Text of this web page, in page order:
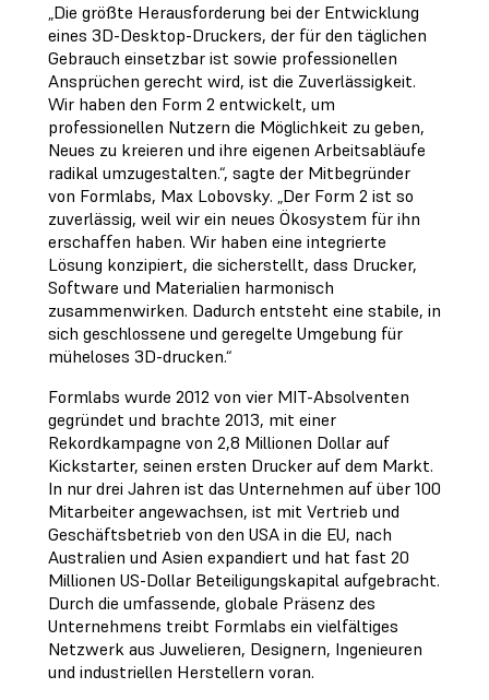
„Die größte Herausforderung bei der Entwicklung
eines 3D-Desktop-Druckers, der für den täglichen
Gebrauch einsetzbar ist sowie professionellen
Ansprüchen gerecht wird, ist die Zuverlässigkeit.
Wir haben den Form 2 entwickelt, um
professionellen Nutzern die Möglichkeit zu geben,
Neues zu kreieren und ihre eigenen Arbeitsabläufe
radikal umzugestalten.“, sagte der Mitbegründer
von Formlabs, Max Lobovsky. „Der Form 2 ist so
zuverlässig, weil wir ein neues Ökosystem für ihn
erschaffen haben. Wir haben eine integrierte
Lösung konzipiert, die sicherstellt, dass Drucker,
Software und Materialien harmonisch
zusammenwirken. Dadurch entsteht eine stabile, in
sich geschlossene und geregelte Umgebung für
müheloses 3D-drucken.“
Formlabs wurde 2012 von vier MIT-Absolventen
gegründet und brachte 2013, mit einer
Rekordkampagne von 2,8 Millionen Dollar auf
Kickstarter, seinen ersten Drucker auf dem Markt.
In nur drei Jahren ist das Unternehmen auf über 100
Mitarbeiter angewachsen, ist mit Vertrieb und
Geschäftsbetrieb von den USA in die EU, nach
Australien und Asien expandiert und hat fast 20
Millionen US-Dollar Beteiligungskapital aufgebracht.
Durch die umfassende, globale Präsenz des
Unternehmens treibt Formlabs ein vielfältiges
Netzwerk aus Juwelieren, Designern, Ingenieuren
und industriellen Herstellern voran.